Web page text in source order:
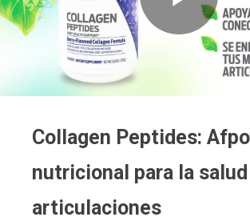
Collagen Peptides:
nutricional para la
articulaciones